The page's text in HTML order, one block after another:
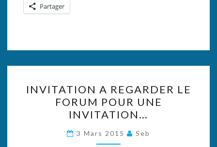
Partager
A
REGARDER
LE
FORUM
POUR
INVITATION A REGARDER LE
FORUM POUR UNE
INVITATION…
3 Mars 2015 Seb